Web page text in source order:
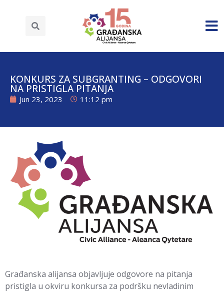
KONKURS ZA SUBGRANTING – ODGOVORI
NA PRISTIGLA PITANJA
Jun 23, 2023 11:12 pm
Građanska alijansa objavljuje odgovore na pitanja
pristigla u okviru konkursa za podršku nevladinim